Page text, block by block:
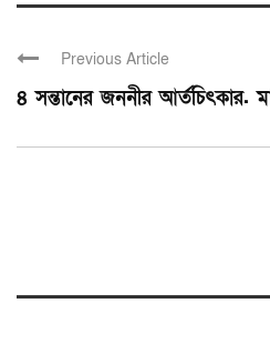
Previous Article
৪ সন্তানের জননীর আর্তচিৎকার.